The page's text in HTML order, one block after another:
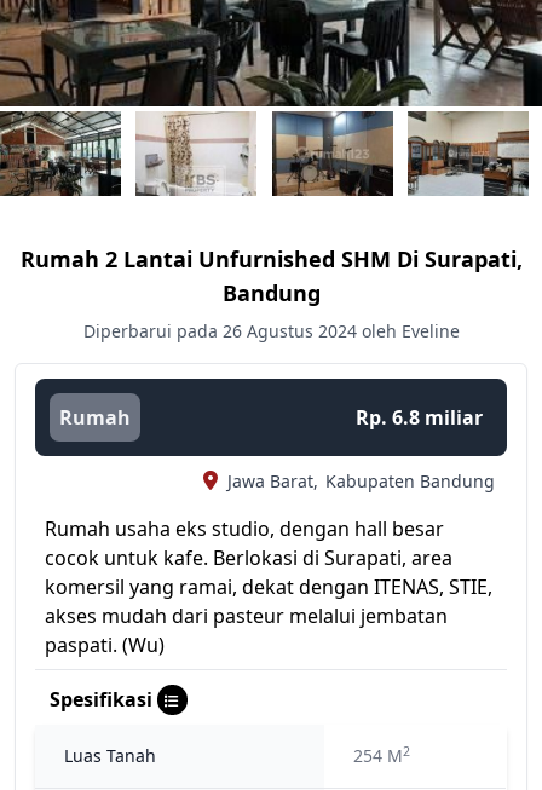
Rumah 2 Lantai Unfurnished SHM Di Surapati,
Bandung
Diperbarui pada 26 Agustus 2024 oleh Eveline
Rumah Rp. 6.8 miliar
Jawa Barat, Kabupaten Bandung
Rumah usaha eks studio, dengan hall besar
cocok untuk kafe. Berlokasi di Surapati, area
komersil yang ramai, dekat dengan ITENAS, STIE,
akses mudah dari pasteur melalui jembatan
paspati. (Wu)
Spesifikasi
Luas Tanah 254 M2